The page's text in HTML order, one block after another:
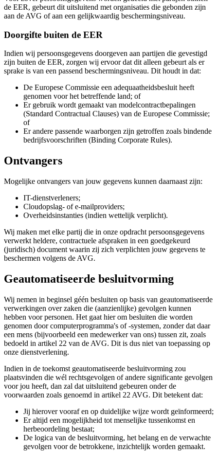
de EER, gebeurt dit uitsluitend met organisaties die gebonden zijn
aan de AVG of aan een gelijkwaardig beschermingsniveau.
Doorgifte buiten de EER
Indien wij persoonsgegevens doorgeven aan partijen die gevestigd
zijn buiten de EER, zorgen wij ervoor dat dit alleen gebeurt als er
sprake is van een passend beschermingsniveau. Dit houdt in dat:
De Europese Commissie een adequaatheidsbesluit heeft
genomen voor het betreffende land; of
Er gebruik wordt gemaakt van modelcontractbepalingen
(Standard Contractual Clauses) van de Europese Commissie;
of
Er andere passende waarborgen zijn getroffen zoals bindende
bedrijfsvoorschriften (Binding Corporate Rules).
Ontvangers
Mogelijke ontvangers van jouw gegevens kunnen daarnaast zijn:
IT-dienstverleners;
Cloudopslag- of e-mailproviders;
Overheidsinstanties (indien wettelijk verplicht).
Wij maken met elke partij die in onze opdracht persoonsgegevens
verwerkt heldere, contractuele afspraken in een goedgekeurd
(juridisch) document waarin zij zich verplichten jouw gegevens te
beschermen volgens de AVG.
Geautomatiseerde besluitvorming
Wij nemen in beginsel géén besluiten op basis van geautomatiseerde
verwerkingen over zaken die (aanzienlijke) gevolgen kunnen
hebben voor personen. Het gaat hier om besluiten die worden
genomen door computerprogramma's of -systemen, zonder dat daar
een mens (bijvoorbeeld een medewerker van ons) tussen zit, zoals
bedoeld in artikel 22 van de AVG. Dit is dus niet van toepassing op
onze dienstverlening.
Indien in de toekomst geautomatiseerde besluitvorming zou
plaatsvinden die wél rechtsgevolgen of andere significante gevolgen
voor jou heeft, dan zal dat uitsluitend gebeuren onder de
voorwaarden zoals genoemd in artikel 22 AVG. Dit betekent dat:
Jij hierover vooraf en op duidelijke wijze wordt geïnformeerd;
Er altijd een mogelijkheid tot menselijke tussenkomst en
herbeoordeling bestaat;
De logica van de besluitvorming, het belang en de verwachte
gevolgen voor de betrokkene, inzichtelijk worden gemaakt.